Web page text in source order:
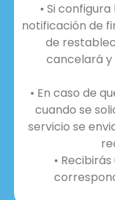
• Si
notificación de
de
cancelará
• En caso de
cuando se
servicio se
•